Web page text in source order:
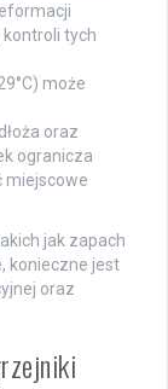
kontroli tych
może
oraz
ogranicza
miejscowe
jak zapach
konieczne jest
oraz